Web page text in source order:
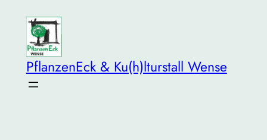
springen
PflanzenEck & Ku(h)lturstall Wense